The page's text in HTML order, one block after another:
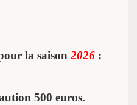
la saison 2026 :
500 euros.